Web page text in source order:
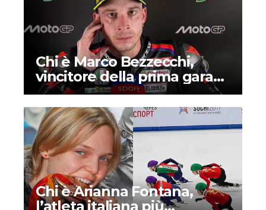
Chi è Marco Bezzecchi,
vincitore della prima gara
della MotoGP 2026?
Biografia, curiosità e vita
privata
Chi è Arianna Fontana,
l’atleta italiana più